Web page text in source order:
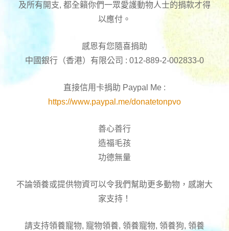
及所有開支, 都全籟你們一眾愛護動物人士的捐款才得
以應付。
感恩有您隨喜捐助
中國銀行（香港）有限公司 : 012-889-2-002833-0
直接信用卡捐助 Paypal Me :
https://www.paypal.me/donatetonpvo
善心善行
造福毛孩
功德無量
不論領養或提供物資可以令我們幫助更多動物，感謝大
家支持！
請支持領養寵物, 寵物領養, 領養寵物, 領養狗, 領養